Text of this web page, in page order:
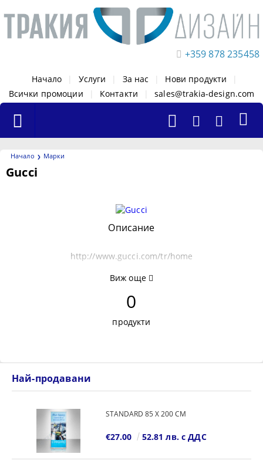
+359 878 235458
Начало Услуги За нас Нови продукти
Всички промоции
Контакти sales@trakia-design.com
Начало Марки
Gucci
Описание
http://www.gucci.com/tr/home
Виж още
0
продукти
Най-продавани
STANDARD 85 Х 200 СМ
€27.00 52.81 лв. с ДДС